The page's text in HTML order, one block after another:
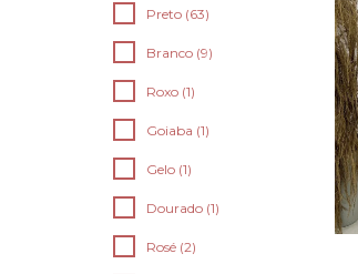
Preto (63)
Branco (9)
Roxo (1)
Goiaba (1)
Gelo (1)
Dourado (1)
Rosé (2)